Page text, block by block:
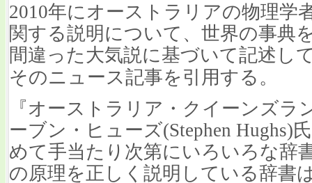
2010年にオーストラリアの物理学
関する説明について、世界の事典
間違った大気説に基づいて記述し
そのニュース記事を引用する。
『オーストラリア・クイーンズラ
ーブン・ヒューズ(Stephen Hughs)
めて手当たり次第にいろいろな辞
の原理を正しく説明している辞書